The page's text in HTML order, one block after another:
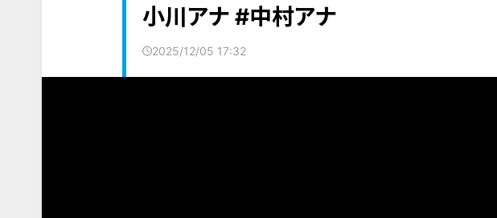
小川アナ #中村アナ
2025/12/05 17:32